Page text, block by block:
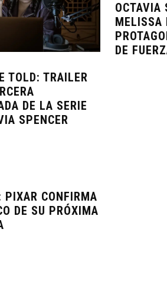
TOLD: TRAILER
DE LA SERIE
SPENCER
OCTAVIA
MELISSA
DE
PIXAR CONFIRMA
DE SU PRÓXIMA